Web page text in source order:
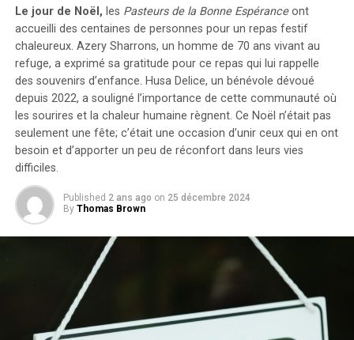
Le jour de Noël, les Pasteurs de la Bonne Espéranceont
accueilli des centaines de personnes pour un repas festif
chaleureux. Azery Sharrons, un homme de 70 ans vivant au
refuge, a exprimé sa gratitude pour ce repas qui lui rappelle
des souvenirs d’enfance. Husa Delice, un bénévole dévoué
depuis 2022, a souligné l’importance de cette communauté où
les sourires et la chaleur humaine règnent. Ce Noël n’était pas
seulement une fête; c’était une occasion d’unir ceux qui en ont
besoin et d’apporter un peu de réconfort dans leurs vies
difficiles.
Published 2 ans ago on 25 décembre 2024
By Thomas Brown